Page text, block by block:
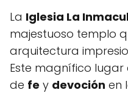
La Iglesia La
majestuoso templo
arquitectura
Este magnífico
de fe y devoción en